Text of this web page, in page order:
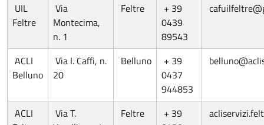
UIL
Feltre
Via
Montecima,
n. 1
Feltre
+ 39
0439
89543
ACLI
Belluno
Via I. Caffi, n.
20
Belluno
+ 39
0437
944853
ACLI
Via T.
Feltre
+ 39